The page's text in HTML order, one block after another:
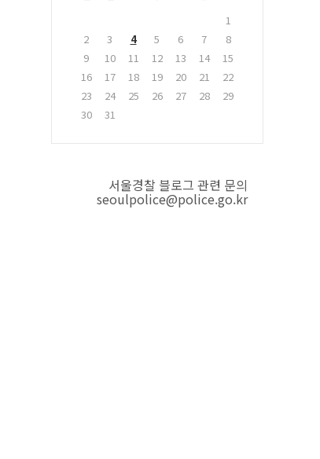
1
2
3 4 5 6 7
8
9
10 11 12 13 14
15
16
17 18 19 20 21
22
23
24 25 26 27 28
29
30
31
서울경찰 블로그 관련 문의
seoulpolice@police.go.kr